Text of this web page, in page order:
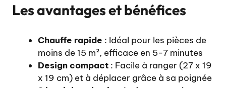
Les avantages et bénéfices
Chauffe rapide : Idéal pour les pièces de
moins de 15 m², efficace en 5-7 minutes
Design compact : Facile à ranger (27 x 19
x 19 cm) et à déplacer grâce à sa poignée